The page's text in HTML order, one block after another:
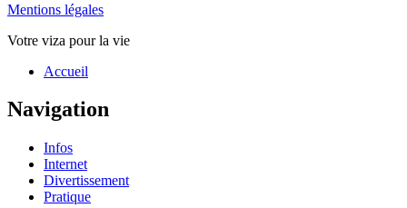
Mentions légales
Votre viza pour la vie
Haut
page
Accueil
Navigation
Infos
Internet
Divertissement
Pratique